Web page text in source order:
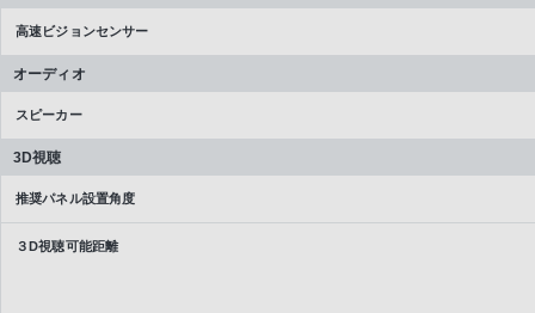
高速ビジョンセンサー
オーディオ
スピーカー
3D視聴
推奨パネル設置角度
３D視聴可能距離